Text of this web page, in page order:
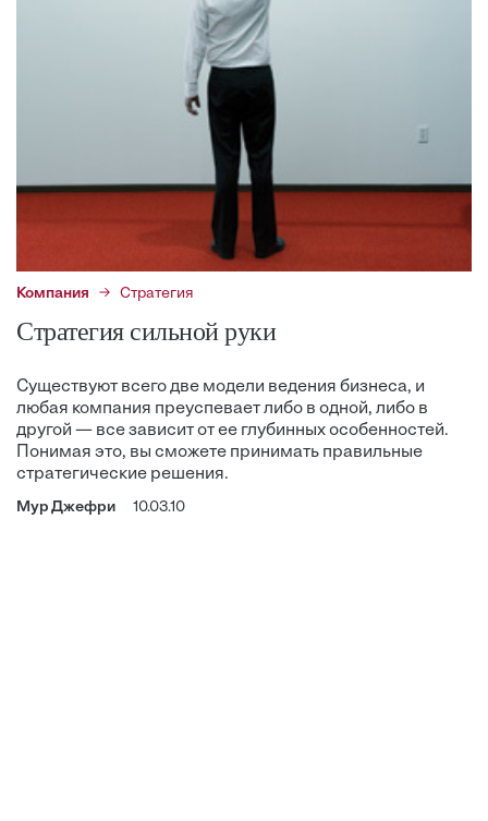
Компания Стратегия
Стратегия сильной руки
Существуют всего две модели ведения бизнеса, и
любая компания преуспевает либо в одной, либо в
другой — все зависит от ее глубинных особенностей.
Понимая это, вы сможете принимать правильные
стратегические решения.
Мур Джефри 10.03.10